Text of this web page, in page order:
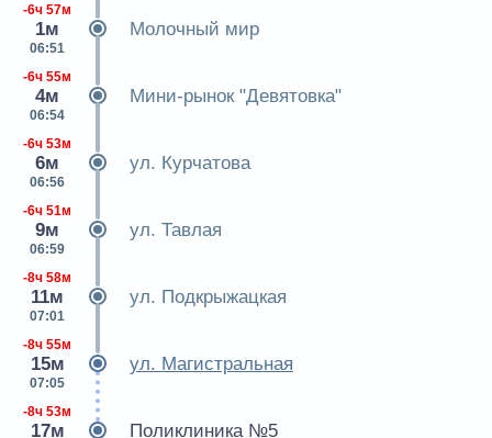
-6ч 57м
1м
06:51
Молочный мир
-6ч 55м
4м
06:54
Мини-рынок "Девятовка"
-6ч 53м
6м
06:56
ул. Курчатова
-6ч 51м
9м
06:59
ул. Тавлая
-8ч 58м
11м
07:01
ул. Подкрыжацкая
-8ч 55м
15м
07:05
ул. Магистральная
-8ч 53м
17м Поликлиника №5